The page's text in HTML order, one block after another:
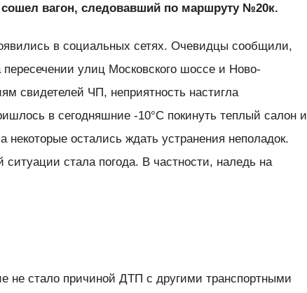
вагон, следовавший по маршруту №20к.
в социальных сетях. Очевидцы сообщили,
улиц Московского шоссе и Ново-
свидетелей ЧП, неприятность настигла
в сегодняшние -10°C покинуть теплый салон и
остались ждать устранения неполадок.
стала погода. В частности, наледь на
не стало причиной ДТП с другими транспортными